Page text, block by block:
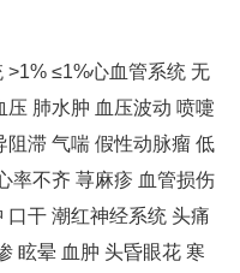
>1% ≤1%心血管系统 无
肺水肿 血压波动 喷嚏
阻滞 气喘 假性动脉瘤 低
率不齐 荨麻疹 血管损伤
口干 潮红神经系统 头痛
眩晕 血肿 头昏眼花 寒